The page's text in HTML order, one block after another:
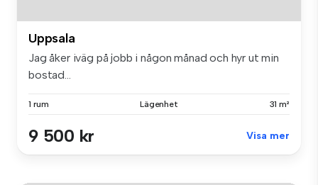
Uppsala
Jag åker iväg på jobb i någon månad och hyr ut min
bostad...
1 rum Lägenhet 31 m²
9 500 kr Visa mer